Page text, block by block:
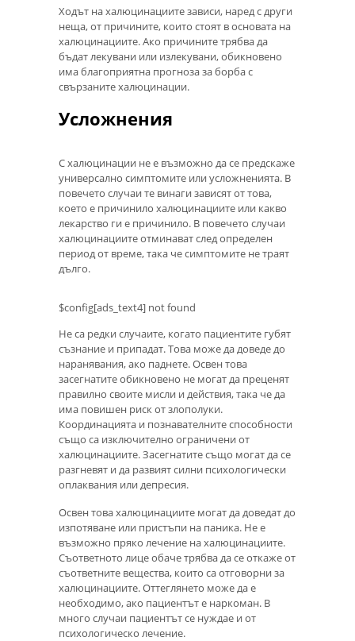
Ходът на халюцинациите зависи, наред с други
неща, от причините, които стоят в основата на
халюцинациите. Ако причините трябва да
бъдат лекувани или излекувани, обикновено
има благоприятна прогноза за борба с
свързаните халюцинации.
Усложнения
С халюцинации не е възможно да се предскаже
универсално симптомите или усложненията. В
повечето случаи те винаги зависят от това,
което е причинило халюцинациите или какво
лекарство ги е причинило. В повечето случаи
халюцинациите отминават след определен
период от време, така че симптомите не траят
дълго.
$config[ads_text4] not found
Не са редки случаите, когато пациентите губят
съзнание и припадат. Това може да доведе до
наранявания, ако паднете. Освен това
засегнатите обикновено не могат да преценят
правилно своите мисли и действия, така че да
има повишен риск от злополуки.
Координацията и познавателните способности
също са изключително ограничени от
халюцинациите. Засегнатите също могат да се
разгневят и да развият силни психологически
оплаквания или депресия.
Освен това халюцинациите могат да доведат до
изпотяване или пристъпи на паника. Не е
възможно пряко лечение на халюцинациите.
Съответното лице обаче трябва да се откаже от
съответните вещества, които са отговорни за
халюцинациите. Оттеглянето може да е
необходимо, ако пациентът е наркоман. В
много случаи пациентът се нуждае и от
психологическо лечение.